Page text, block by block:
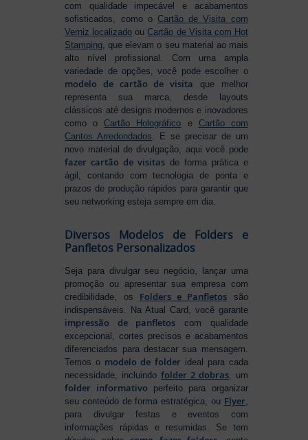
com qualidade impecável e acabamentos
sofisticados, como o Cartão de Visita com
Verniz localizado ouCartão de Visita com Hot
Stamping, que elevam o seu material ao mais
alto nível profissional. Com uma ampla
variedade de opções, você pode escolher o
modelo de cartão de visita que melhor
representa sua marca, desde layouts
clássicos até designs modernos e inovadores
como oCartão Holográfico e Cartão com
Cantos Arredondados. E se precisar de um
novo material de divulgação, aqui você pode
fazer cartão de visitas de forma prática e
ágil, contando com tecnologia de ponta e
prazos de produção rápidos para garantir que
seu networking esteja sempre em dia.
Diversos Modelos de Folders e
Panfletos Personalizados
Seja para divulgar seu negócio, lançar uma
promoção ou apresentar sua empresa com
credibilidade, os Folders e Panfletos são
indispensáveis. Na Atual Card, você garante
impressão de panfletos com qualidade
excepcional, cortes precisos e acabamentos
diferenciados para destacar sua mensagem.
Temos o modelo de folder ideal para cada
necessidade, incluindofolder 2 dobras, um
folder informativo perfeito para organizar
seu conteúdo de forma estratégica, ou Flyer
para divulgar festas e eventos com
informações rápidas e resumidas. Se tem